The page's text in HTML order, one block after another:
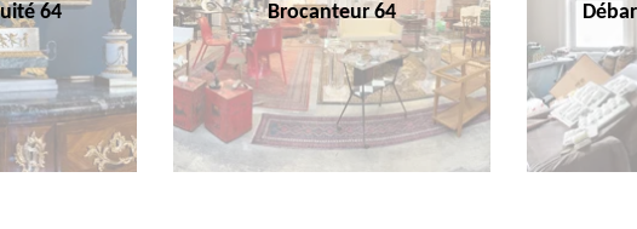
64 Brocanteur 64